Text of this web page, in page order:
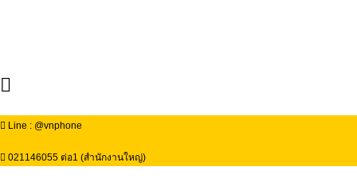
Line : @vnphone
021146055 ต่อ1 (สำนักงานใหญ่)